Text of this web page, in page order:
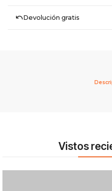
Devolución gratis
Vistos